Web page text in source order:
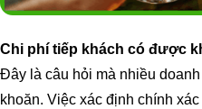
Chi phí tiếp khách có được
Đây là câu hỏi mà nhiều
khoăn. Việc xác định chính